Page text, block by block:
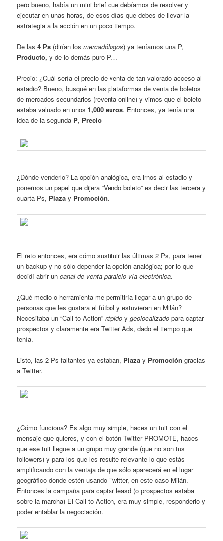
pero bueno, había un mini brief que debíamos de resolver y
ejecutar en unas horas, de esos días que debes de llevar la
estrategia a la acción en un poco tiempo.
De las4 Ps (dirían losmercadólogos) ya teníamos una P,
Producto, y de lo demás puro P…
Precio: ¿Cuál sería el precio de venta de tan valorado acceso al
estadio? Bueno, busqué en las plataformas de venta de boletos
de mercados secundarios (reventa online) y vimos que el boleto
estaba valuado en unos1,000 euros. Entonces, ya tenía una
idea de la segunda P, Precio
¿Dónde venderlo? La opción analógica, era irnos al estadio y
ponernos un papel que dijera “Vendo boleto” es decir las tercera y
cuarta Ps, Plaza y Promoción.
El reto entonces, era cómo sustituir las últimas 2 Ps, para tener
un backup y no sólo depender la opción analógica; por lo que
decidí abrir uncanal de venta paralelo vía electrónica.
¿Qué medio o herramienta me permitiría llegar a un grupo de
personas que les gustara el fútbol y estuvieran en Milán?
Necesitaba un “Call to Action”rápido y geolocalizado para captar
prospectos y claramente era Twitter Ads, dado el tiempo que
tenía.
Listo, las 2 Ps faltantes ya estaban, Plaza y Promoción gracias
a Twitter.
¿Cómo funciona? Es algo muy simple, haces un tuit con el
mensaje que quieres, y con el botón Twitter PROMOTE, haces
que ese tuit llegue a un grupo muy grande (que no son tus
followers) y para los que les resulte relevante lo que estás
amplificando con la ventaja de que sólo aparecerá en el lugar
geográfico donde estén usando Twitter, en este caso Milán.
Entonces la campaña para captar leasd (o prospectos estaba
sobre la marcha) El Call to Action, era muy simple, responderlo y
poder entablar la negociación.